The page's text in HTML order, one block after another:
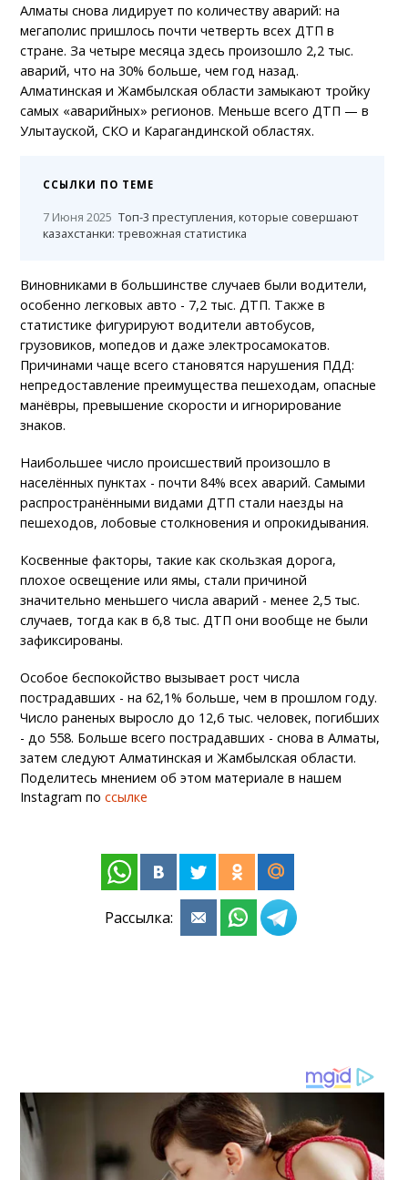
Алматы снова лидирует по количеству аварий: на
мегаполис пришлось почти четверть всех ДТП в
стране. За четыре месяца здесь произошло 2,2 тыс.
аварий, что на 30% больше, чем год назад.
Алматинская и Жамбылская области замыкают тройку
самых «аварийных» регионов. Меньше всего ДТП — в
Улытауской, СКО и Карагандинской областях.
ССЫЛКИ ПО ТЕМЕ
7 Июня 2025 Топ-3 преступления, которые совершают
казахстанки: тревожная статистика
Виновниками в большинстве случаев были водители,
особенно легковых авто - 7,2 тыс. ДТП. Также в
статистике фигурируют водители автобусов,
грузовиков, мопедов и даже электросамокатов.
Причинами чаще всего становятся нарушения ПДД:
непредоставление преимущества пешеходам, опасные
манёвры, превышение скорости и игнорирование
знаков.
Наибольшее число происшествий произошло в
населённых пунктах - почти 84% всех аварий. Самыми
распространёнными видами ДТП стали наезды на
пешеходов, лобовые столкновения и опрокидывания.
Косвенные факторы, такие как скользкая дорога,
плохое освещение или ямы, стали причиной
значительно меньшего числа аварий - менее 2,5 тыс.
случаев, тогда как в 6,8 тыс. ДТП они вообще не были
зафиксированы.
Особое беспокойство вызывает рост числа
пострадавших - на 62,1% больше, чем в прошлом году.
Число раненых выросло до 12,6 тыс. человек, погибших
- до 558. Больше всего пострадавших - снова в Алматы,
затем следуют Алматинская и Жамбылская области.
Поделитесь мнением об этом материале в нашем
Instagram поссылке
Рассылка: